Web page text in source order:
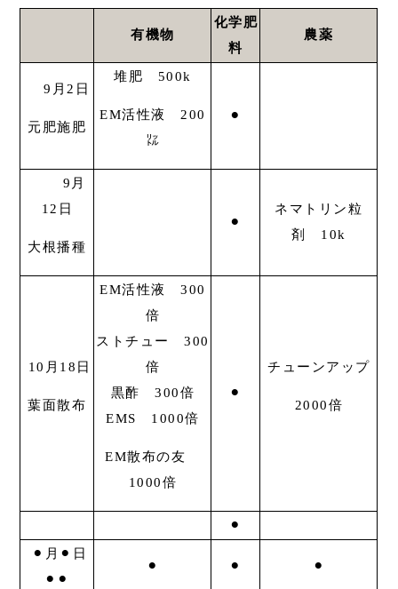
有機物
化学肥
料
農薬
9月2日
元肥施肥
堆肥 500k
EM活性液 200
㍑
⚫︎
9月
12日
大根播種
⚫︎
ネマトリン粒
剤 10k
10月18日
葉面散布
EM活性液 300
倍
ストチュー 300
倍
黒酢 300倍
EMS 1000倍
EM散布の友
1000倍
⚫︎
チューンアップ
2000倍
⚫︎
⚫︎月⚫︎日
⚫︎⚫︎
⚫︎ ⚫︎ ⚫︎